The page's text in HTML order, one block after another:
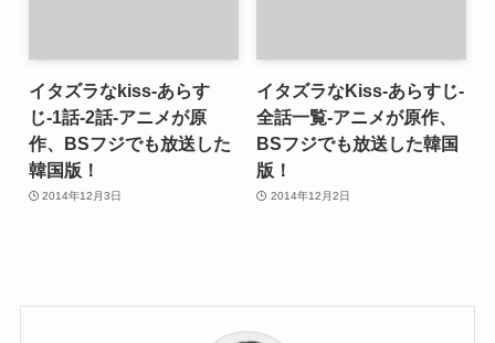
イタズラなkiss-あらす
じ-1話-2話-アニメが原
作、BSフジでも放送した
韓国版！
2014年12月3日
イタズラなKiss-あらすじ-
全話一覧-アニメが原作、
BSフジでも放送した韓国
版！
2014年12月2日